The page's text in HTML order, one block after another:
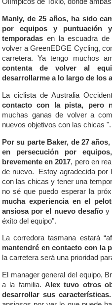
Manly, de 25 años, ha sido
por equipos y puntuación
temporadas en la escuadra de
volver a GreenEDGE Cycling,
carretera. Ya tengo muchos
contenta de volver al
desarrollarme a lo largo de los
La ciclista de Australia
contacto con la pista, pero
muchas ganas de volver a
nuevos objetivos con las chicas ".
Por su parte Baker, de 27
en persecución por
brevemente en 2017, pero en
de nuevo. Estoy agradecida por
con las chicas y tener una
no sé que puedo esperar la
mucha experiencia en el
ansiosa por el nuevo desafíoy
éxito del equipo".
La corredora tasmana estará
mantendré en contacto con la
la carretera será una prioridad
El manager general del equipo,
a la familia.Alex tuvo otros
desarrollar sus características.